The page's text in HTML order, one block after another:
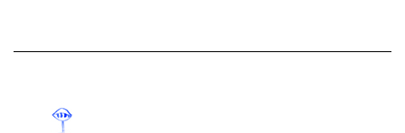
Interview